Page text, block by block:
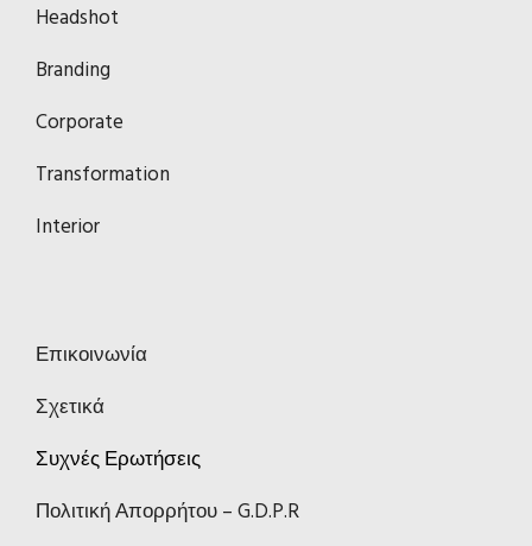
Headshot
Branding
Corporate
Transformation
Interior
Επικοινωνία
Σχετικά
Συχνές Ερωτήσεις
Πολιτική Απορρήτου – G.D.P.R